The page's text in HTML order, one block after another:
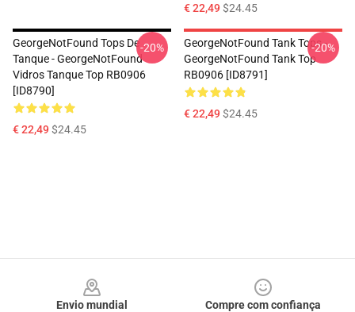
€ 22,49$24.45
GeorgeNotFound Tops De
Tanque - GeorgeNotFound
Vidros Tanque Top RB0906
[ID8790]
€ 22,49$24.45
-20%
GeorgeNotFound Tank Tops -
GeorgeNotFound Tank Top
RB0906 [ID8791]
€ 22,49$24.45
-20%
Envio mundial
Compre com confiança